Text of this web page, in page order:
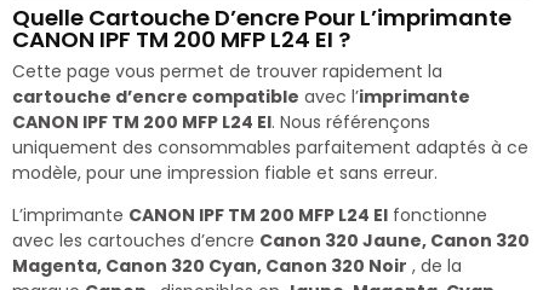
Quelle Cartouche D’encre Pour L’imprimante
CANON IPF TM 200 MFP L24 EI ?
Cette page vous permet de trouver rapidement la
cartouche d’encre compatible avec l’imprimante
CANON IPF TM 200 MFP L24 EI. Nous référençons
uniquement des consommables parfaitement adaptés à ce
modèle, pour une impression fiable et sans erreur.
L’imprimante CANON IPF TM 200 MFP L24 EI fonctionne
avec les cartouches d’encre Canon 320 Jaune, Canon 320
Magenta, Canon 320 Cyan, Canon 320 Noir , de la